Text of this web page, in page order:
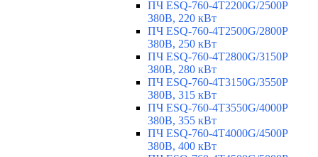
ПЧ ESQ-760-4T2200G/2500P
380В, 220 кВт
ПЧ ESQ-760-4T2500G/2800P
380В, 250 кВт
ПЧ ESQ-760-4T2800G/3150P
380В, 280 кВт
ПЧ ESQ-760-4T3150G/3550P
380В, 315 кВт
ПЧ ESQ-760-4T3550G/4000P
380В, 355 кВт
ПЧ ESQ-760-4T4000G/4500P
380В, 400 кВт